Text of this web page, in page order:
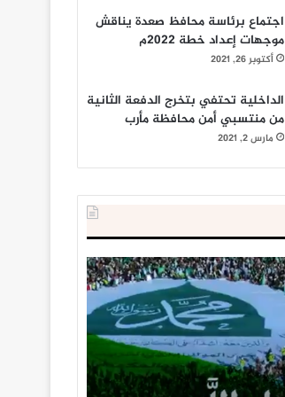
اجتماع برئاسة محافظ صعدة يناقش
موجهات إعداد خطة 2022م
أكتوبر 26, 2021
الداخلية تحتفي بتخرج الدفعة الثانية
من منتسبي أمن محافظة مأرب
مارس 2, 2021
الداخلية
المصرية
إحباط
‘مخطط
كبير’
للإخوان